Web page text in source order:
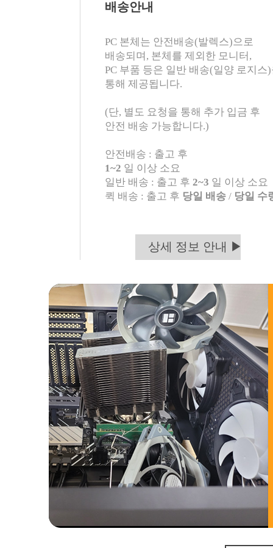
PC 본체는 안전배송(발렉스)으로
배송되며, 본체를 제외한 모니터,
PC 부품 등은 일반 배송(일양 로지스
통해 제공됩니다.
(단, 별도 요청을 통해 추가 입금 후
안전 배송 가능합니다.)
안전배송 : 출고 후
1~2 일 이상 소요
일반 배송 : 출고 후 2~3 일 이상 소요
퀵 배송 : 출고 후 당일 배송 / 당일 수
배송안내
상세 정보 안내 ▶